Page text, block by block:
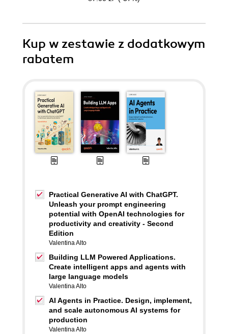
Kup w zestawie z dodatkowym
rabatem
Practical Generative AI with ChatGPT.
Unleash your prompt engineering
potential with OpenAI technologies for
productivity and creativity - Second
Edition
Valentina Alto
Building LLM Powered Applications.
Create intelligent apps and agents with
large language models
Valentina Alto
AI Agents in Practice. Design, implement,
and scale autonomous AI systems for
production
Valentina Alto